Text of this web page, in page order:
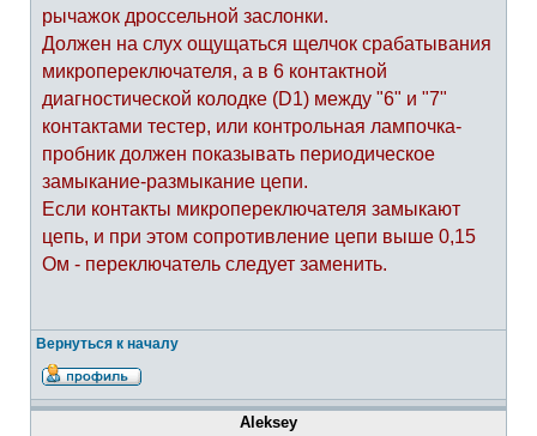
рычажок дроссельной заслонки.
Должен на слух ощущаться щелчок срабатывания
микропереключателя, а в 6 контактной
диагностической колодке (D1) между "6" и "7"
контактами тестер, или контрольная лампочка-
пробник должен показывать периодическое
замыкание-размыкание цепи.
Если контакты микропереключателя замыкают
цепь, и при этом сопротивление цепи выше 0,15
Ом - переключатель следует заменить.
Вернуться к началу
Aleksey